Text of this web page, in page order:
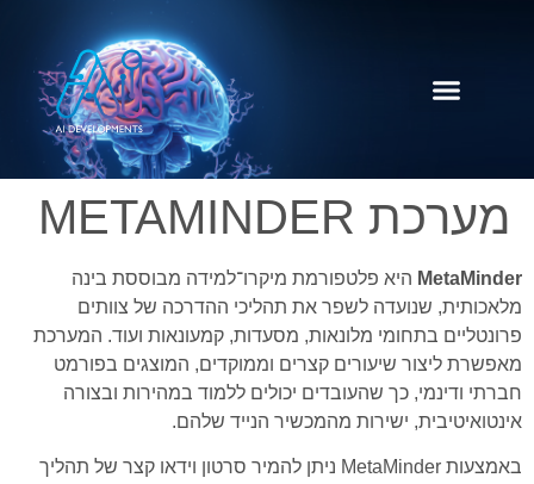
מערכת METAMINDER
MetaMinder היא פלטפורמת מיקרו־למידה מבוססת בינה
מלאכותית, שנועדה לשפר את תהליכי ההדרכה של צוותים
פרונטליים בתחומי מלונאות, מסעדות, קמעונאות ועוד. המערכת
מאפשרת ליצור שיעורים קצרים וממוקדים, המוצגים בפורמט
חברתי ודינמי, כך שהעובדים יכולים ללמוד במהירות ובצורה
אינטואיטיבית, ישירות מהמכשיר הנייד שלהם.
באמצעות MetaMinder ניתן להמיר סרטון וידאו קצר של תהליך